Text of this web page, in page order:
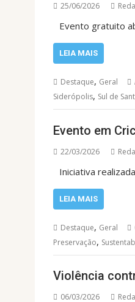
25/06/2026
Evento gratuito
LEIA MAIS
Destaque, Geral
Siderópolis, Sul de
Evento em
22/03/2026
Iniciativa
LEIA MAIS
Destaque, Geral
Preservação,
Violência
06/03/2026